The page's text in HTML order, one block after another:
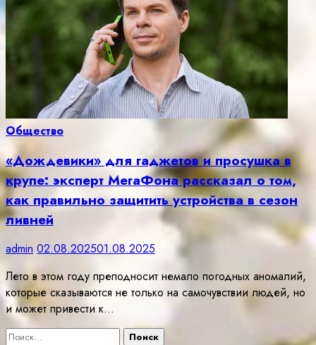
Общество
«Дождевики» для гаджетов и просушка в
крупе: эксперт МегаФона рассказал о том,
как правильно защитить устройства в сезон
ливней
admin 02.08.202501.08.2025
Лето в этом году преподносит немало погодных аномалий,
которые сказываются не только на самочувствии людей, но
и может привести к…
Найти: